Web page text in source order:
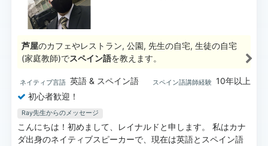
芦屋のカフェやレストラン, 公園, 先生の自宅, 生徒の自宅
(家庭教師)でスペイン語を教えます。
ネイティブ言語 英語 & スペイン語 スペイン語講師経験 10年以上
初心者歓迎！
Ray先生からのメッセージ
こんにちは！初めまして、レイナルドと申します。 私はカナ
ダ出身のネイティブスピーカーで、現在は英語とスペイン語